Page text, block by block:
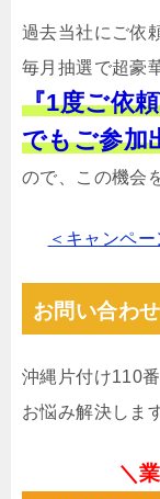
過去当社にご依
毎月抽選で超豪
『1度ご依
でもご参加
ので、この機会
＜キャンペ
お問い合わ
沖縄片付け110
お悩み解決しま
＼